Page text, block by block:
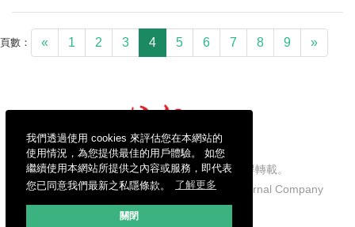
我們透過使用 cookies 來評估您在本網站的
使用情況，為您提供最佳的用戶體驗。 如您
繼續使用本網站所提供之內容或服務，即代表
您已同意我們最新之私隱條款。
了解更多
關閉
頁數： « 1 2 3 4 5 6 7 8 9 »
信報財經新聞有限公司版權所有，不得轉載。
Copyright © 2026 Hong Kong Economic Journal Company
Limited. All rights reserved.